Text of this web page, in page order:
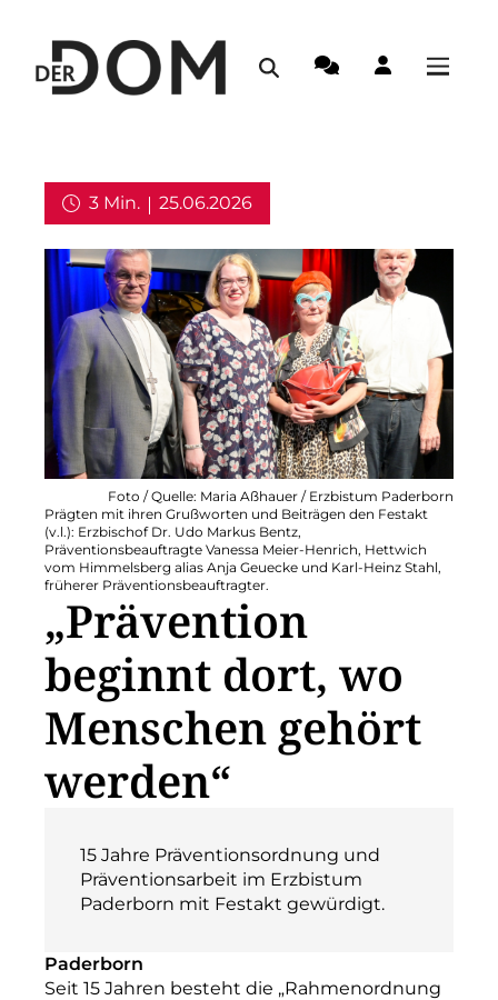
3 Min.
25.06.2026
Prägten mit ihren Grußworten und Beiträgen den Festakt
(v.l.): Erzbischof Dr. Udo Markus Bentz,
Präventionsbeauftragte Vanessa Meier-Henrich, Hettwich
vom Himmelsberg alias Anja Geuecke und Karl-Heinz Stahl,
früherer Präventionsbeauftragter.
Foto / Quelle: Maria Aßhauer / Erzbistum Paderborn
„Prävention
beginnt dort, wo
Menschen gehört
werden“
15 Jahre Präventionsordnung und
Präventionsarbeit im Erzbistum
Paderborn mit Festakt gewürdigt.
Paderborn
Seit 15 Jahren besteht die „Rahmenordnung